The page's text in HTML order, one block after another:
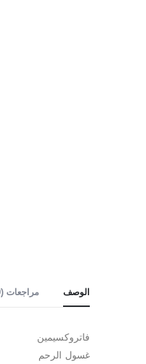
الوصف مراجعات (0)
فاتروكسيمين
⁠غسول الرحم